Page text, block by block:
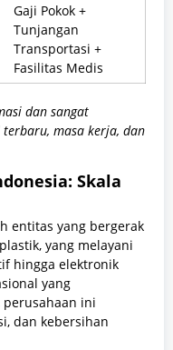
Gaji Pokok +
Tunjangan
Transportasi +
Fasilitas Medis
dan sangat
masa kerja, dan
Skala
entitas yang bergerak
yang melayani
hingga elektronik
yang
perusahaan ini
dan kebersihan